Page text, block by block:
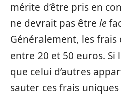
mérite d’être pris en
ne devrait pas être le
Généralement, les
entre 20 et 50 euros. Si
que celui d’autres
sauter ces frais